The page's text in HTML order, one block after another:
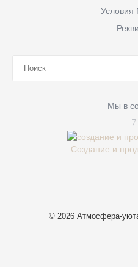
Условия
Мы в
Создание и
© 2026 Атмосфера-